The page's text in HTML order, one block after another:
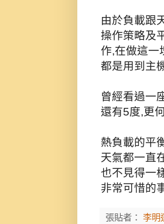
由於負載跟
操作策略及
作,在做這一
都是用到主
曾經看過一
還有5度,更
熱負載的平
天氣都一直
也不見得一
非常可惜的
張貼者： 李明